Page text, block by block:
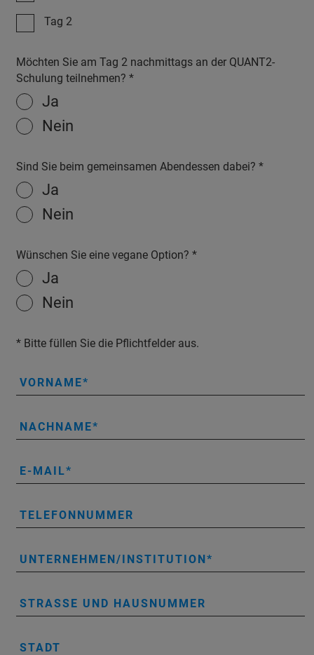
Tag 2
Möchten Sie am Tag 2 nachmittags an der QUANT2-
Schulung teilnehmen?
Ja
Nein
Sind Sie beim gemeinsamen Abendessen dabei?
Ja
Nein
Wünschen Sie eine vegane Option?
Ja
Nein
* Bitte füllen Sie die Pflichtfelder aus.
VORNAME
NACHNAME
E-MAIL
TELEFONNUMMER
UNTERNEHMEN/INSTITUTION
STRASSE UND HAUSNUMMER
STADT